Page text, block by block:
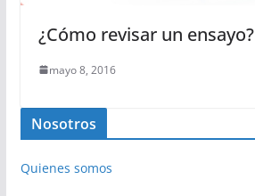
¿Cómo revisar un ensayo?
mayo 8, 2016
Nosotros
Quienes somos